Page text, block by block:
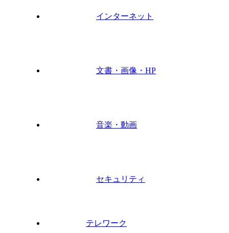
インターネット
文書・画像・HP
音楽・動画
セキュリティ
テレワーク